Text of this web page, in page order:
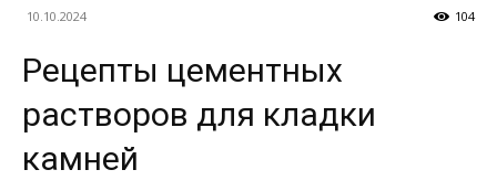
10.10.2024 104
Рецепты цементных
растворов для кладки
камней